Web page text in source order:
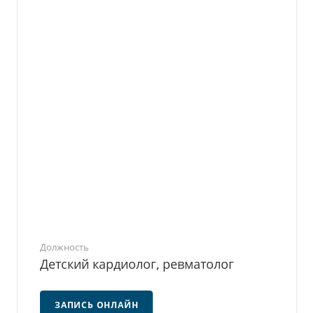
Должность
Детский кардиолог, ревматолог ㅤㅤㅤㅤㅤㅤ
ЗАПИСЬ ОНЛАЙН